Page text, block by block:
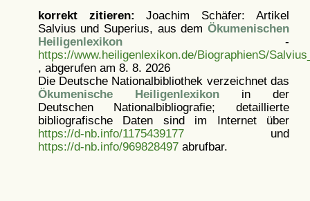
korrekt zitieren: Joachim Schäfer: Artikel
Salvius und Superius, aus dem Ökumenischen
Heiligenlexikon-
https://www.heiligenlexikon.de/BiographienS/
, abgerufen am 8. 8. 2026
Die Deutsche Nationalbibliothek verzeichnet das
Ökumenische Heiligenlexikonin der
Deutschen Nationalbibliografie; detaillierte
bibliografische Daten sind im Internet über
https://d-nb.info/1175439177und
https://d-nb.info/969828497abrufbar.